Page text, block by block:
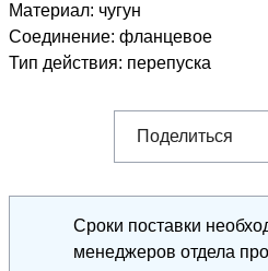
Материал: чугун
Соединение: фланцевое
Тип действия: перепуска
Поделиться
Сроки поставки
менеджеров отдела